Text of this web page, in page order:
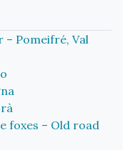
– Pomeifré, Val
foxes – Old road